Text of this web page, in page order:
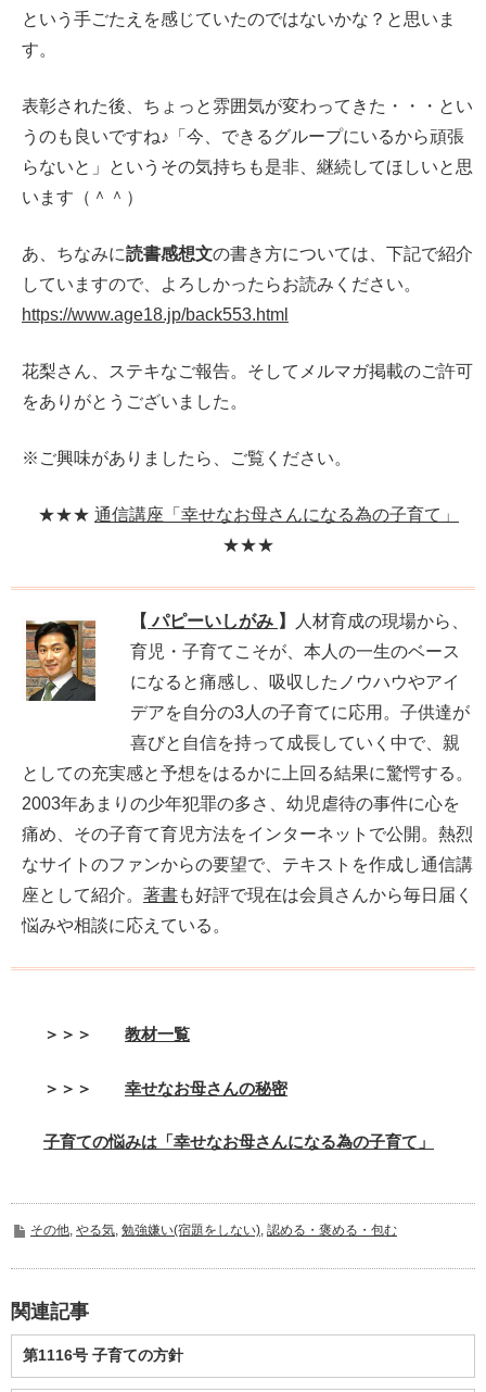
という手ごたえを感じていたのではないかな？と思いま
す。
表彰された後、ちょっと雰囲気が変わってきた・・・とい
うのも良いですね♪「今、できるグループにいるから頑張
らないと」というその気持ちも是非、継続してほしいと思
います（＾＾）
あ、ちなみに読書感想文の書き方については、下記で紹介
していますので、よろしかったらお読みください。
https://www.age18.jp/back553.html
花梨さん、ステキなご報告。そしてメルマガ掲載のご許可
をありがとうございました。
※ご興味がありましたら、ご覧ください。
★★★ 通信講座「幸せなお母さんになる為の子育て」
★★★
【 パピーいしがみ 】
人材育成の現場から、
育児・子育てこそが、本人の一生のベース
になると痛感し、吸収したノウハウやアイ
デアを自分の3人の子育てに応用。子供達が
喜びと自信を持って成長していく中で、親
としての充実感と予想をはるかに上回る結果に驚愕する。
2003年あまりの少年犯罪の多さ、幼児虐待の事件に心を
痛め、その子育て育児方法をインターネットで公開。熱烈
なサイトのファンからの要望で、テキストを作成し通信講
座として紹介。 著書も好評で現在は会員さんから毎日届く
悩みや相談に応えている。
＞＞＞ 教材一覧
＞＞＞ 幸せなお母さんの秘密
子育ての悩みは「幸せなお母さんになる為の子育て」
その他 やる気 勉強嫌い(宿題をしない) 認める・褒める・包む
関連記事
第1116号 子育ての方針